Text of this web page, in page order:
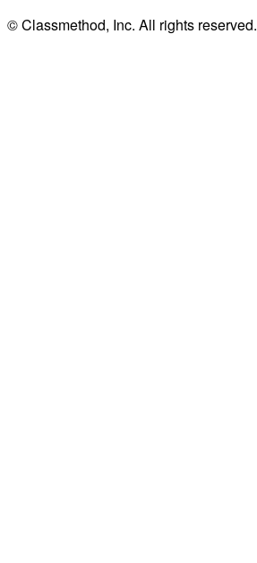
© Classmethod, Inc. All rights reserved.